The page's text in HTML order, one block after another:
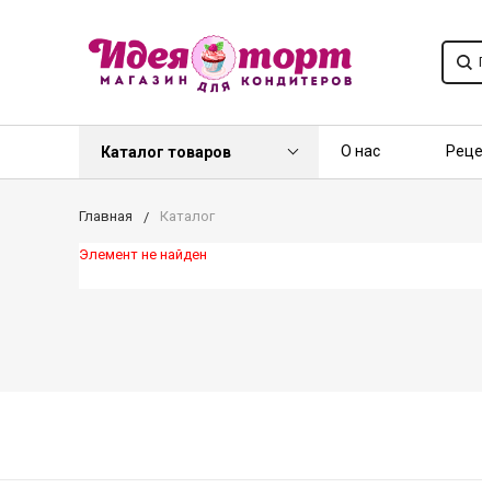
Каталог товаров О нас
Главная Каталог
Элемент не найден